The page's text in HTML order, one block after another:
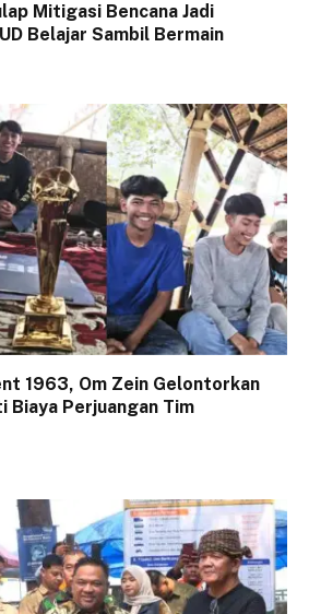
Mitigasi Bencana Jadi
Belajar Sambil Bermain
1963, Om Zein Gelontorkan
Biaya Perjuangan Tim